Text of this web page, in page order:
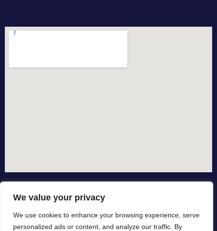
We value your privacy
We use cookies to enhance your browsing experience, serve
personalized ads or content, and analyze our traffic. By